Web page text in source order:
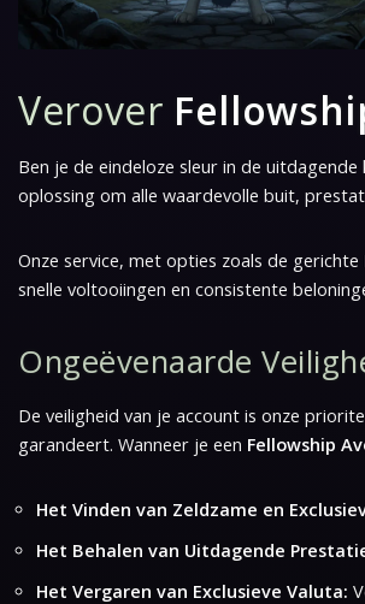
Verover
Ben je de eindeloze sleur in de uitdagende
oplossing om alle waardevolle buit,
Onze service, met opties zoals de gerichte
snelle voltooiingen en consistente
Ongeëvenaarde
De veiligheid van je account is onze
garandeert. Wanneer je een Fellowship
Het Vinden van Zeldzame en
Het Behalen van Uitdagende
Het Vergaren van Exclusieve Valuta: